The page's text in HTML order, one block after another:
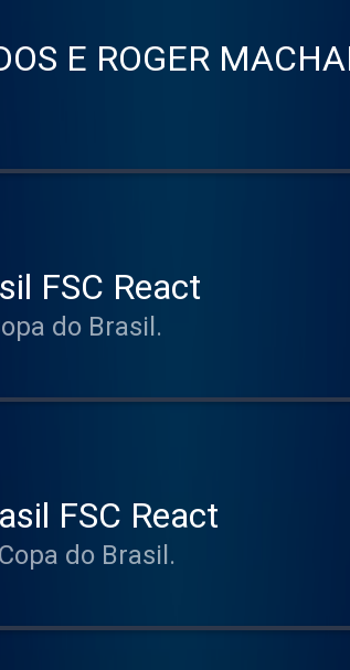
E ROGER
FSC React
do Brasil.
FSC React
do Brasil.